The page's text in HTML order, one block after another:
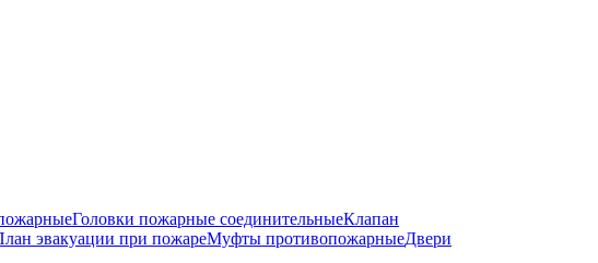
Головки пожарные соединительныеКлапан
эвакуации при пожареМуфты противопожарныеДвери